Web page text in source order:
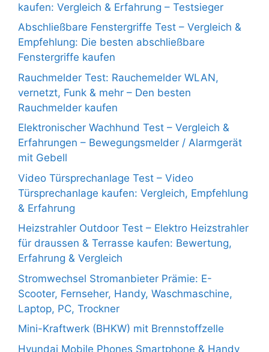
kaufen: Vergleich & Erfahrung – Testsieger
Abschließbare Fenstergriffe Test – Vergleich &
Empfehlung: Die besten abschließbare
Fenstergriffe kaufen
Rauchmelder Test: Rauchemelder WLAN,
vernetzt, Funk & mehr – Den besten
Rauchmelder kaufen
Elektronischer Wachhund Test – Vergleich &
Erfahrungen – Bewegungsmelder / Alarmgerät
mit Gebell
Video Türsprechanlage Test – Video
Türsprechanlage kaufen: Vergleich, Empfehlung
& Erfahrung
Heizstrahler Outdoor Test – Elektro Heizstrahler
für draussen & Terrasse kaufen: Bewertung,
Erfahrung & Vergleich
Stromwechsel Stromanbieter Prämie: E-
Scooter, Fernseher, Handy, Waschmaschine,
Laptop, PC, Trockner
Mini-Kraftwerk (BHKW) mit Brennstoffzelle
Hyundai Mobile Phones Smartphone & Handy